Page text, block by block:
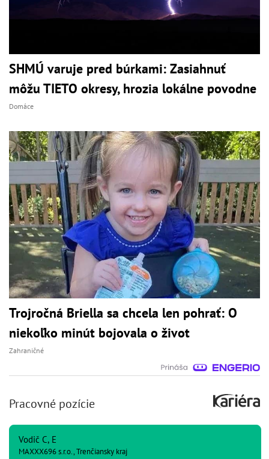
SHMÚ varuje pred búrkami: Zasiahnuť
môžu TIETO okresy, hrozia lokálne povodne
Domáce
Trojročná Briella sa chcela len pohrať: O
niekoľko minút bojovala o život
Zahraničné
Pracovné pozície
Vodič C, E
MAXXX696 s.r.o., Trenčiansky kraj